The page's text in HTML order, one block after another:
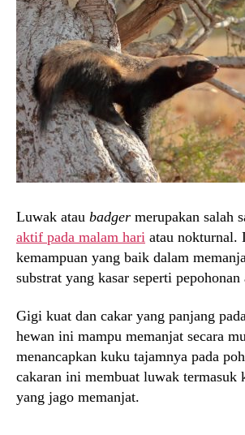
Luwak atau badger merupakan salah
aktif pada malam hari atau
kemampuan yang baik dalam
substrat yang kasar seperti pepohonan
Gigi kuat dan cakar yang panjang
hewan ini mampu memanjat secara
menancapkan kuku tajamnya pada
cakaran ini membuat luwak termasuk
yang jago memanjat.